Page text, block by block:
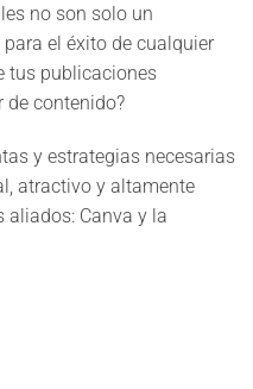
no son solo un
el éxito de cualquier
tus publicaciones
de contenido?
y estrategias necesarias
atractivo y altamente
Canva y la